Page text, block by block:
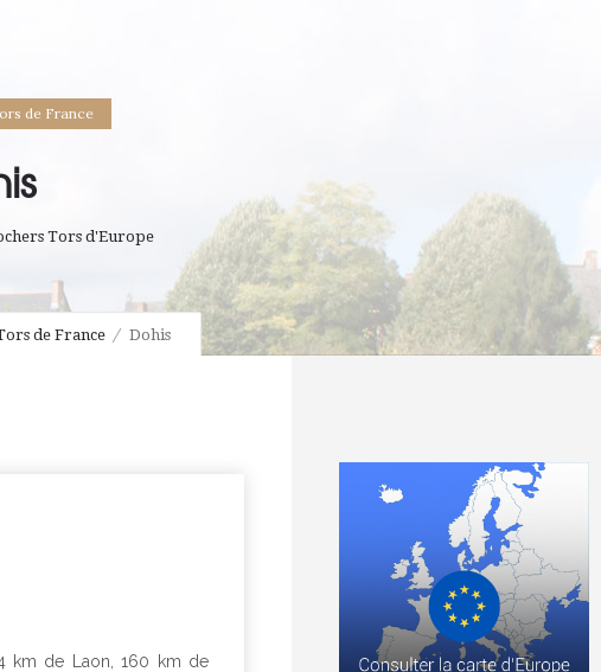
de France
Tors d'Europe
de France Dohis
km de Laon, 160 km de